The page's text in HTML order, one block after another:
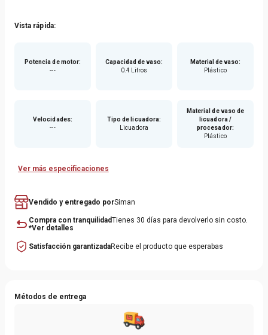
Vista rápida:
Potencia de motor:
---
Capacidad de vaso:
0.4 Litros
Material de vaso:
Plástico
Velocidades:
---
Tipo de licuadora:
Licuadora
Material de vaso de
licuadora /
procesador:
Plástico
Ver más especificaciones
Vendido y entregado porSiman
Compra con tranquilidadTienes 30 días para devolverlo sin costo.
*Ver detalles
Satisfacción garantizadaRecibe el producto que esperabas
Métodos de entrega